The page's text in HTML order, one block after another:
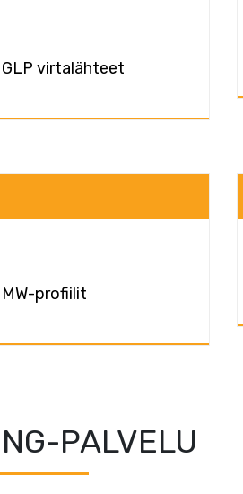
GLP virtalähteet
MW-profiilit
PALVELU